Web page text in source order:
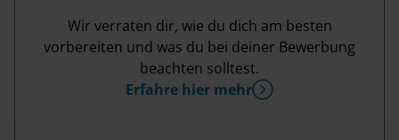
Wir verraten dir, wie du dich am besten
vorbereiten und was du bei deiner Bewerbung
beachten solltest.
Erfahre hier mehr